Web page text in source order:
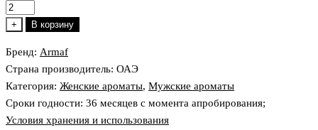
Количество
товара
Club
De
Nuit
Milestone
+ В корзину
Бренд: Armaf
Страна производитель: ОАЭ
Категория: Женские ароматы, Мужские ароматы
Сроки годности: 36 месяцев с момента апробирования;
Условия хранения и использования